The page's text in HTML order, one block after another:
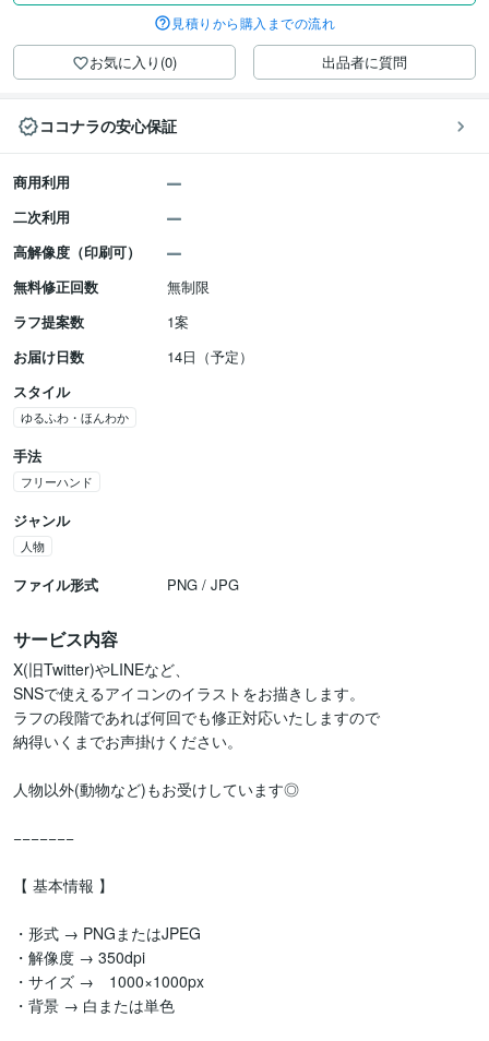
見積りから購入までの流れ
お気に入り(0) 出品者に質問
ココナラの安心保証
商用利用
二次利用
高解像度（印刷可）
無料修正回数
無制限
ラフ提案数
1案
お届け日数
14日（予定）
スタイル
ゆるふわ・ほんわか
手法
フリーハンド
ジャンル
人物
ファイル形式 PNG / JPG
サービス内容
X(旧Twitter)やLINEなど、
SNSで使えるアイコンのイラストをお描きします。
ラフの段階であれば何回でも修正対応いたしますので
納得いくまでお声掛けください。
人物以外(動物など)もお受けしています◎
−−−−−−−
【 基本情報 】
・形式 → PNGまたはJPEG
・解像度 → 350dpi
・サイズ →　1000×1000px
・背景 → 白または単色